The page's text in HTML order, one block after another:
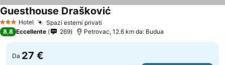
3 StelleHotel Spazi esterni privati
Guesthouse Drašković
8,8 Eccellente 269 Petrovac, 12.6 km da: Budua
Da 27 €